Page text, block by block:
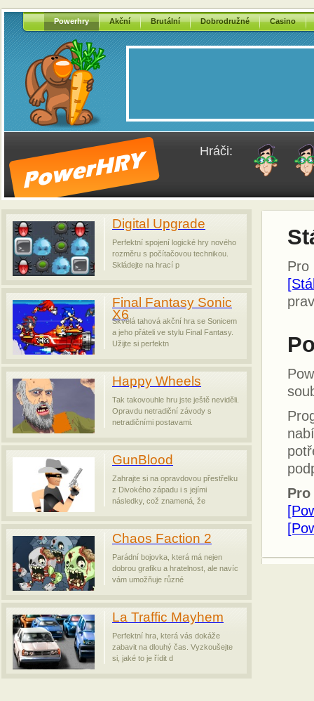
Powerhry Akční Brutální Dobrodružné Casino
Hráči:
Digital Upgrade
Perfektní spojení logické hry nového
rozměru s počítačovou technikou.
Skládejte na hrací p
Final Fantasy Sonic
X6
Skvělá tahová akční hra se Sonicem
a jeho přáteli ve stylu Final Fantasy.
Užijte si perfektn
Happy Wheels
Tak takovouhle hru jste ještě neviděli.
Opravdu netradiční závody s
netradičními postavami.
GunBlood
Zahrajte si na opravdovou přestřelku
z Divokého západu i s jejími
následky, což znamená, že
Chaos Faction 2
Parádní bojovka, která má nejen
dobrou grafiku a hratelnost, ale navíc
vám umožňuje různé
La Traffic Mayhem
Perfektní hra, která vás dokáže
zabavit na dlouhý čas. Vyzkoušejte
si, jaké to je řídit d
Pro